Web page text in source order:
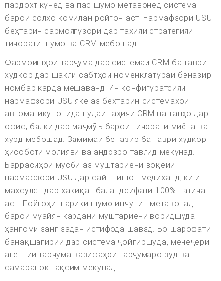
пардохт кунед ва пас шумо метавонед система
барои солҳо комилан ройгон аст. Нармафзори USU
беҳтарин сармоягузорӣ дар таҳияи стратегияи
тиҷорати шумо ва CRM мебошад.
Фармоишҳои тарҷума дар системаи CRM ба таври
худкор дар шакли сабтҳои номенклатураи беназир
номбар карда мешаванд. Ин конфигуратсияи
нармафзори USU яке аз беҳтарин системаҳои
автоматикунонидашудаи таҳияи CRM на танҳо дар
офис, балки дар маҷмӯъ барои тиҷорати миёна ва
хурд мебошад. Замимаи беназир ба таври худкор
ҳисоботи молиявӣ ва андозро тавлид мекунад.
Баррасиҳои мусбӣ аз муштариёни воқеии
нармафзори USU дар сайт нишон медиҳанд, ки ин
маҳсулот дар ҳақиқат баландсифати 100% натиҷа
аст. Пойгоҳи шарики шумо инчунин метавонад
барои муайян кардани муштариёни воридшуда
ҳангоми занг задан истифода шавад. Бо шарофати
банақшагирии дар система ҷойгиршуда, менеҷери
агентии тарҷума вазифаҳои тарҷумаро зуд ва
самаранок тақсим мекунад.